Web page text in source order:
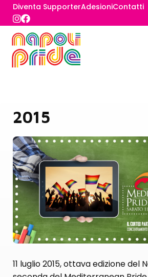
Diventa SupporterAdesioniContatti
2015
11 luglio 2015, ottava edizione del